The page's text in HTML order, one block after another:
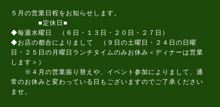
５月の営業日程をお知らせします。
■定休日■
◆毎週水曜日 （６日・１３日・２０日・２７日）
◆お店の都合によりまして （９日の土曜日・２４日の日曜
日・２５日の月曜日ランチタイムのみお休み＜ディナーは営業
します＞）
※４月の営業振り替えや、イベント参加によりまして、通
常のお休みと変わっている日もございますのでご了承ください
ませ。